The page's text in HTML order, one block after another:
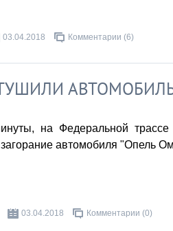
03.04.2018 Комментарии (6)
на Федеральной
автомобиля "Опель
03.04.2018 Комментарии (0)